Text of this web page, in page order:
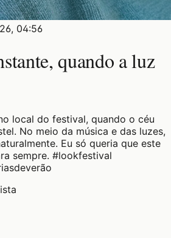
04:56
quando a luz
local do festival, quando o céu
No meio da música e das luzes,
Eu só queria que este
sempre. #lookfestival